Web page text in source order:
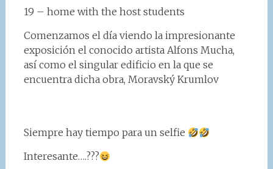
19 – home with the host students
Comenzamos el día viendo la impresionante
exposición el conocido artista Alfons Mucha,
así como el singular edificio en la que se
encuentra dicha obra, Moravský Krumlov
Siempre hay tiempo para un selfie
Interesante….???